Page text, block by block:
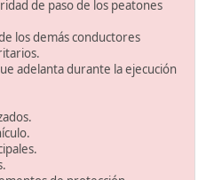
de paso de los peatones
los demás conductores
adelanta durante la ejecución